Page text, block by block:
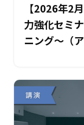
【2026年2
力強化セミ
ニング～（